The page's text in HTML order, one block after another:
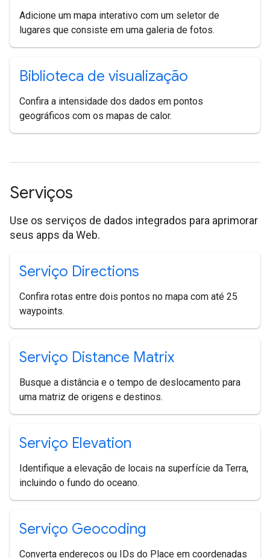
Adicione um mapa interativo com um seletor de
lugares que consiste em uma galeria de fotos.
Biblioteca de visualização
Confira a intensidade dos dados em pontos
geográficos com os mapas de calor.
Serviços
Use os serviços de dados integrados para aprimorar
seus apps da Web.
Serviço Directions
Confira rotas entre dois pontos no mapa com até 25
waypoints.
Serviço Distance Matrix
Busque a distância e o tempo de deslocamento para
uma matriz de origens e destinos.
Serviço Elevation
Identifique a elevação de locais na superfície da Terra,
incluindo o fundo do oceano.
Serviço Geocoding
Converta endereços ou IDs do Place em coordenadas